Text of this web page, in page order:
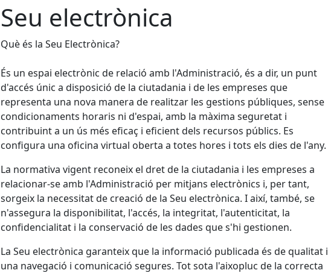
Seu electrònica
Què és la Seu Electrònica?
És un espai electrònic de relació amb l'Administració, és a dir, un punt
d'accés únic a disposició de la ciutadania i de les empreses que
representa una nova manera de realitzar les gestions públiques, sense
condicionaments horaris ni d'espai, amb la màxima seguretat i
contribuint a un ús més eficaç i eficient dels recursos públics. Es
configura una oficina virtual oberta a totes hores i tots els dies de l'any.
La normativa vigent reconeix el dret de la ciutadania i les empreses a
relacionar-se amb l'Administració per mitjans electrònics i, per tant,
sorgeix la necessitat de creació de la Seu electrònica. I així, també, se
n'assegura la disponibilitat, l'accés, la integritat, l'autenticitat, la
confidencialitat i la conservació de les dades que s'hi gestionen.
La Seu electrònica garanteix que la informació publicada és de qualitat i
una navegació i comunicació segures. Tot sota l'aixopluc de la correcta